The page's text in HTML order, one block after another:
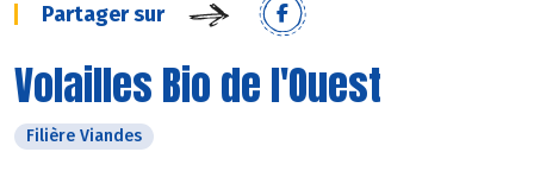
Partager sur
Volailles Bio de l'Ouest
Filière Viandes